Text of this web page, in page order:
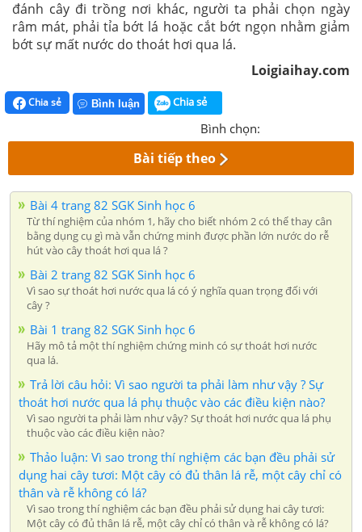
đánh cây đi trồng nơi khác, người ta phải chọn ngày
râm mát, phải tỉa bớt lá hoặc cắt bớt ngọn nhằm giảm
bớt sự mất nước do thoát hơi qua lá.
Loigiaihay.com
Chia sẻ Bình luận Chia sẻ
Bình chọn:
Bài tiếp theo
Bài 4 trang 82 SGK Sinh học 6
Từ thí nghiệm của nhóm 1, hãy cho biết nhóm 2 có thể thay cân
bằng dụng cụ gì mà vẫn chứng minh được phần lớn nước do rễ
hút vào cây thoát hơi qua lá ?
Bài 2 trang 82 SGK Sinh học 6
Vì sao sự thoát hơi nước qua lá có ý nghĩa quan trọng đối với
cây ?
Bài 1 trang 82 SGK Sinh học 6
Hãy mô tả một thí nghiệm chứng minh có sự thoát hơi nước
qua lá.
Trả lời câu hỏi: Vì sao người ta phải làm như vậy ? Sự
thoát hơi nước qua lá phụ thuộc vào các điều kiện nào?
Vì sao người ta phải làm như vậy? Sự thoát hơi nước qua lá phụ
thuộc vào các điều kiện nào?
Thảo luận: Vì sao trong thí nghiệm các bạn đều phải sử
dụng hai cây tươi: Một cây có đủ thân lá rễ, một cây chỉ có
thân và rễ không có lá?
Vì sao trong thí nghiệm các bạn đều phải sử dụng hai cây tươi:
Một cây có đủ thân lá rễ, một cây chỉ có thân và rễ không có lá?